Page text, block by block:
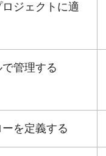
ジェクトに適
管理する
を定義する